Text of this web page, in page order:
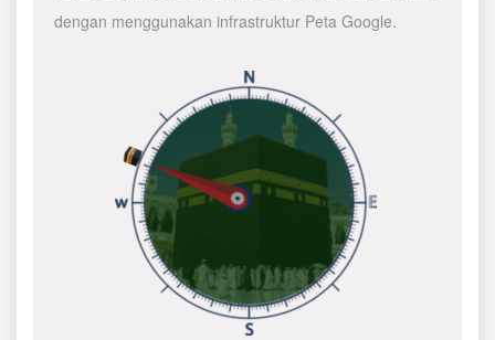
dengan menggunakan infrastruktur Peta Google.